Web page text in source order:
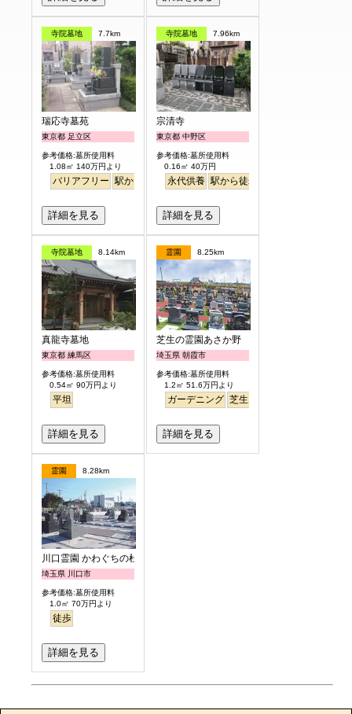
寺院墓地 7.7km
瑞応寺墓苑
東京都 足立区
参考価格:墓所使用料
1.08㎡ 140万円より
バリアフリー 駅から徒歩
詳細を見る
寺院墓地 7.96km
宗清寺
東京都 中野区
参考価格:墓所使用料
0.16㎡ 40万円
永代供養 駅から徒歩
詳細を見る
寺院墓地 8.14km
真龍寺墓地
東京都 練馬区
参考価格:墓所使用料
0.54㎡ 90万円より
平坦
詳細を見る
霊園 8.25km
芝生の霊園あさか野
埼玉県 朝霞市
参考価格:墓所使用料
1.2㎡ 51.6万円より
ガーデニング 芝生
詳細を見る
霊園 8.28km
川口霊園 かわぐちの杜
埼玉県 川口市
参考価格:墓所使用料
1.0㎡ 70万円より
徒歩
詳細を見る